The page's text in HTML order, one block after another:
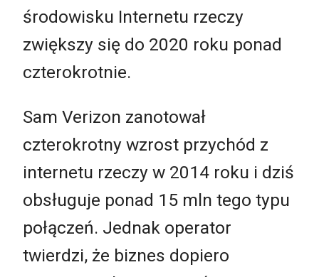
środowisku Internetu rzeczy
zwiększy się do 2020 roku ponad
czterokrotnie.
Sam Verizon zanotował
czterokrotny wzrost przychód z
internetu rzeczy w 2014 roku i dziś
obsługuje ponad 15 mln tego typu
połączeń. Jednak operator
twierdzi, że biznes dopiero